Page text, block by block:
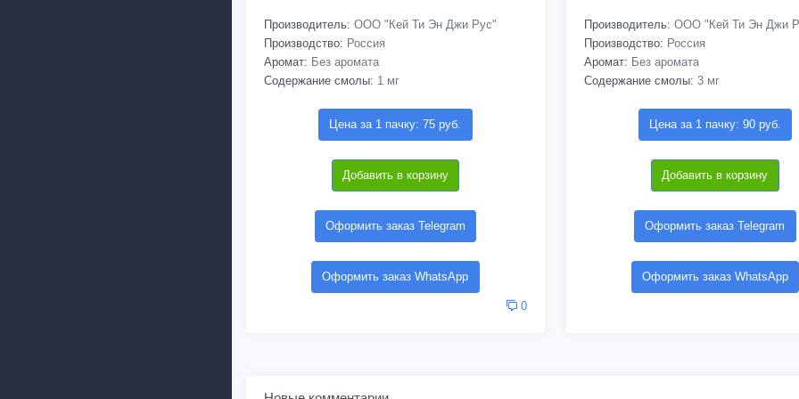
Производитель: ООО "Кей Ти Эн Джи Рус"
Производство: Россия
Аромат: Без аромата
Содержание смолы: 1 мг
Цена за 1 пачку: 75 руб.
Добавить в корзину
Оформить заказ Telegram
Оформить заказ WhatsApp
0
Производитель: ООО "Кей Ти Эн Джи
Производство: Россия
Аромат: Без аромата
Содержание смолы: 3 мг
Цена за 1 пачку: 90 руб.
Добавить в корзину
Оформить заказ Telegram
Оформить заказ WhatsApp